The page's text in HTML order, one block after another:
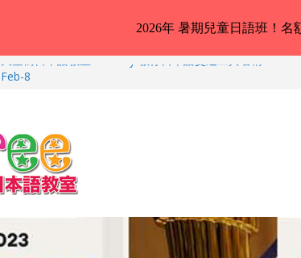
天空樹日本語教室 – Hailey 教你日本語交通工具名稱 – 2026-
2026兒童日語暑期班（適合完全未學過日語 3 － 11 歲小朋
友）！
天空樹日本語教室 – Tyler 教你動物園／水族館常見動物名稱
2026-Feb-19
– 2026-Feb-9
2026年 暑期兒童日語班！名